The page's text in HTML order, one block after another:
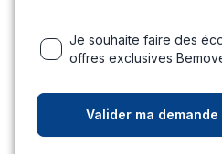
Je souhaite faire des
offres exclusives